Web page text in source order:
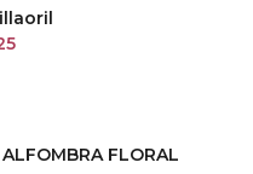
FLORAL